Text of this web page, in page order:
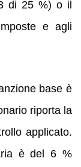
di 25 %) o il
e agli
base è
riporta la
applicato.
è del 6 %